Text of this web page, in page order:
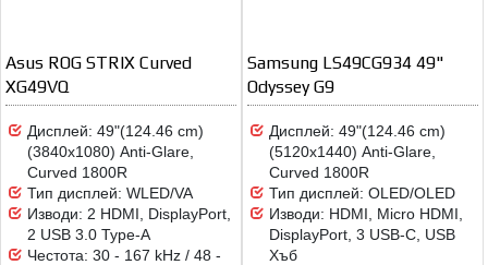
Asus ROG STRIX Curved
XG49VQ
Дисплей: 49"(124.46 cm)
(3840x1080) Anti-Glare,
Curved 1800R
Тип дисплей: WLED/VA
Изводи: 2 HDMI, DisplayPort,
2 USB 3.0 Type-A
Честота: 30 - 167 kHz / 48 -
Samsung LS49CG934 49"
Odyssey G9
Дисплей: 49"(124.46 cm)
(5120x1440) Anti-Glare,
Curved 1800R
Тип дисплей: OLED/OLED
Изводи: HDMI, Micro HDMI,
DisplayPort, 3 USB-C, USB
Хъб